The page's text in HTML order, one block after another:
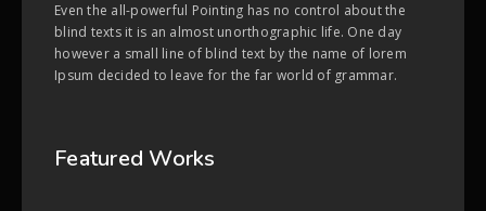
Even the all-powerful Pointing has no control about the
blind texts it is an almost unorthographic life. One day
however a small line of blind text by the name of lorem
Ipsum decided to leave for the far world of grammar.
Featured Works